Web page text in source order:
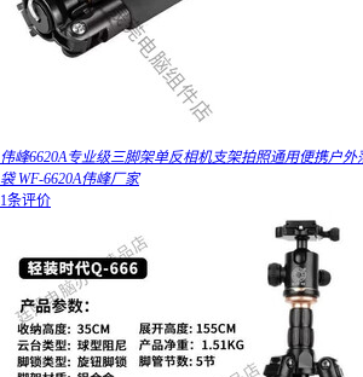
伟峰6620A专业级三脚架单反相机支架拍照通用便携户
袋 WF-6620A伟峰厂家
1条评价